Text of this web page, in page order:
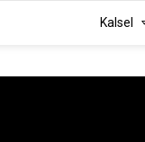
Kalsel